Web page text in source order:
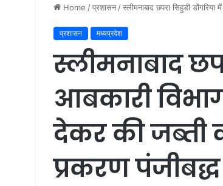
Home /प्रशासन /स्लीमनाबाद छपरा सिहुडी
प्रशासन मध्यप्रदेश
स्लीमनाबाद
आबकारी
देकर की जब्ती
प्रकरण पंजीबद्ध